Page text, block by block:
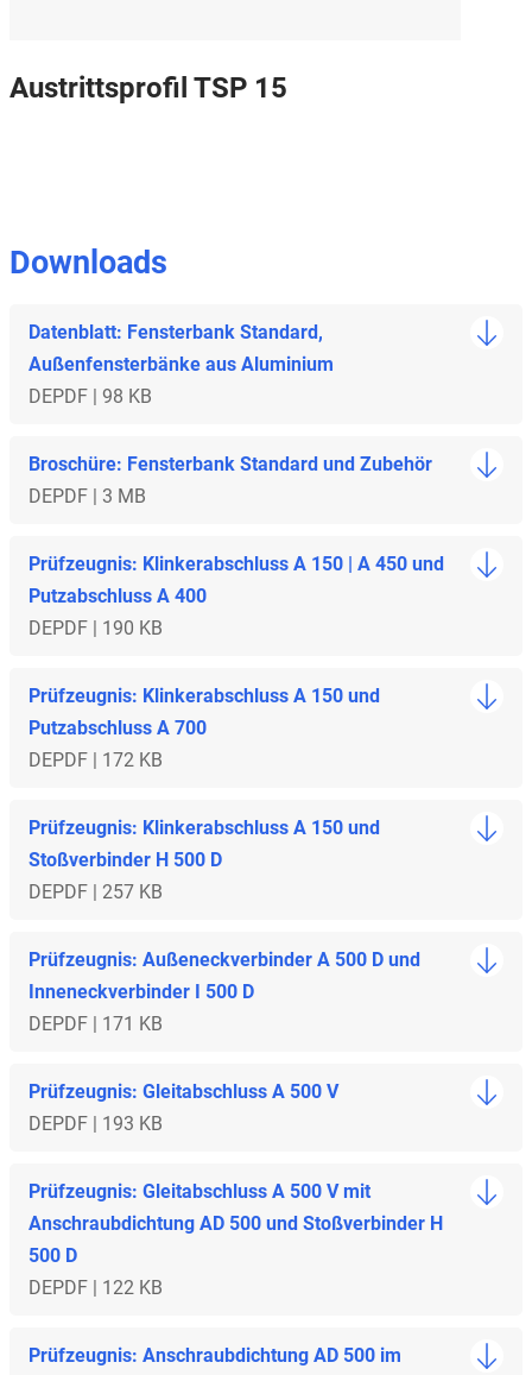
Austrittsprofil TSP 15
Downloads
Datenblatt: Fensterbank Standard,
Außenfensterbänke aus Aluminium
DEPDF | 98 KB
Broschüre: Fensterbank Standard und Zubehör
DEPDF | 3 MB
Prüfzeugnis: Klinkerabschluss A 150 | A 450 und
Putzabschluss A 400
DEPDF | 190 KB
Prüfzeugnis: Klinkerabschluss A 150 und
Putzabschluss A 700
DEPDF | 172 KB
Prüfzeugnis: Klinkerabschluss A 150 und
Stoßverbinder H 500 D
DEPDF | 257 KB
Prüfzeugnis: Außeneckverbinder A 500 D und
Inneneckverbinder I 500 D
DEPDF | 171 KB
Prüfzeugnis: Gleitabschluss A 500 V
DEPDF | 193 KB
Prüfzeugnis: Gleitabschluss A 500 V mit
Anschraubdichtung AD 500 und Stoßverbinder H
500 D
DEPDF | 122 KB
Prüfzeugnis: Anschraubdichtung AD 500 im